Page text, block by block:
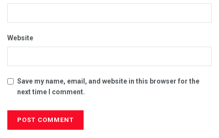
Website
Save my name, email, and website in this browser for the
next time I comment.